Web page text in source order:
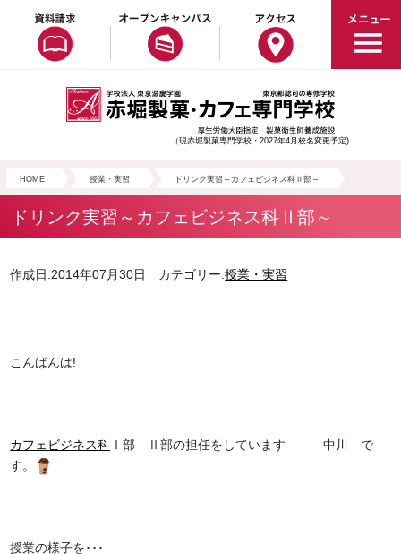
（現赤堀製菓専門学校・2027年4月校名変更予定)
HOME 授業・実習 ドリンク実習～カフェビジネス科Ⅱ部～
ドリンク実習～カフェビジネス科Ⅱ部～
作成日:2014年07月30日 カテゴリー:授業・実習
こんばんは!
カフェビジネス科 Ⅰ部 Ⅱ部の担任をしています 中川 で
す。
授業の様子を･･･